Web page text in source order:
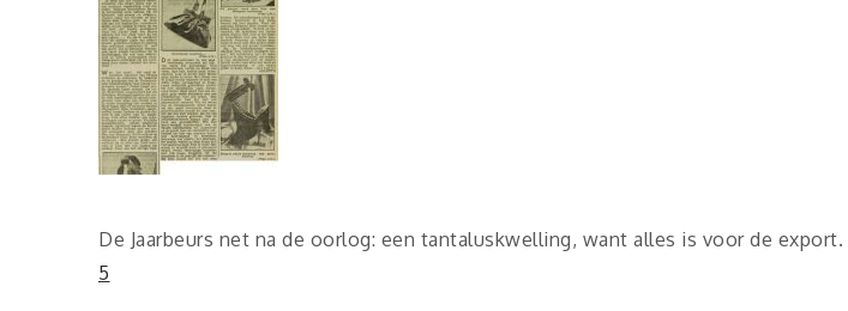
De Jaarbeurs net na de oorlog: een tantaluskwelling, want alles is voor de export.
5